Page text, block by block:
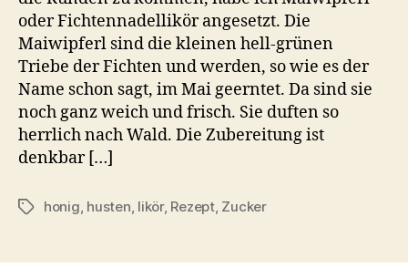
oder Fichtennadellikör angesetzt. Die
Maiwipferl sind die kleinen hell-grünen
Triebe der Fichten und werden, so wie es der
Name schon sagt, im Mai geerntet. Da sind sie
noch ganz weich und frisch. Sie duften so
herrlich nach Wald. Die Zubereitung ist
denkbar […]
Schlagwörter
honig, husten, likör, Rezept, Zucker